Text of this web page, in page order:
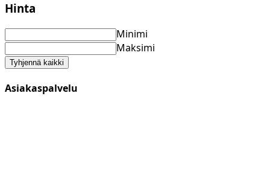
Hinta
Minimi
Maksimi
Tyhjennä kaikki
Asiakaspalvelu